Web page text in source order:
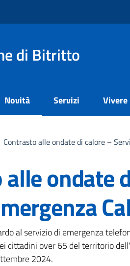
di Bitritto
Novità Servizi Vivere
Contrasto alle ondate di calore –
ondate
notizia
al servizio di emergenza
cittadini over 65 del territorio
2024.